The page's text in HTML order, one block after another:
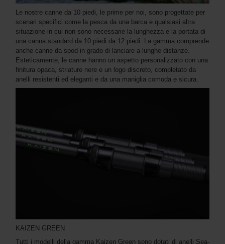
Le nostre canne da 10 piedi, le prime per noi, sono progettate per
scenari specifici come la pesca da una barca e qualsiasi altra
situazione in cui non sono necessarie la lunghezza e la portata di
una canna standard da 10 piedi da 12 piedi. La gamma comprende
anche canne da spod in grado di lanciare a lunghe distanze.
Esteticamente, le canne hanno un aspetto personalizzato con una
finitura opaca, striature nere e un logo discreto, completato da
anelli resistenti ed eleganti e da una maniglia comoda e sicura.
KAIZEN GREEN
Tutti i modelli della gamma Kaizen Green sono dotati di anelli Sea-